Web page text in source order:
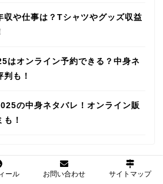
収や仕事は？Tシャツやグッズ収益
はオンライン予約できる？中身ネ
も！
の中身ネタバレ！オンライン販
！
ール お問い合わせ サイトマップ